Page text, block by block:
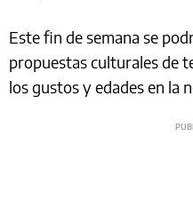
Este fin de semana se
propuestas culturales de
los gustos y edades en la